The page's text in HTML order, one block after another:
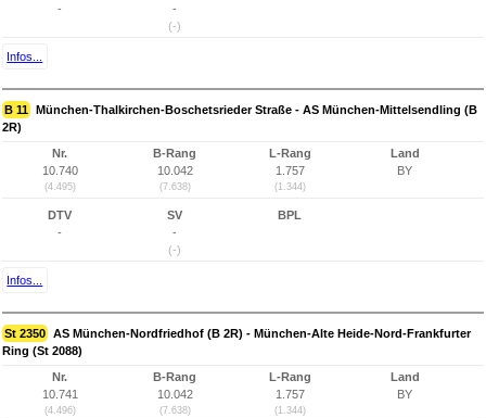
-
-
(-)
Infos...
B 11 München-Thalkirchen-Boschetsrieder Straße - AS München-Mittelsendling (B
2R)
Nr.
10.740
(4.495)
B-Rang
10.042
(7.638)
L-Rang
1.757
(1.344)
Land
BY
DTV
-
SV
-
(-)
BPL
Infos...
St 2350 AS München-Nordfriedhof (B 2R) - München-Alte Heide-Nord-Frankfurter
Ring (St 2088)
Nr.
10.741
(4.496)
B-Rang
10.042
(7.638)
L-Rang
1.757
(1.344)
Land
BY